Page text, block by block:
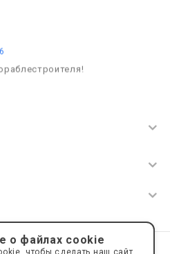
АкваРос sale@a-ros.ru
о файлах cookie
чтобы сделать наш сайт